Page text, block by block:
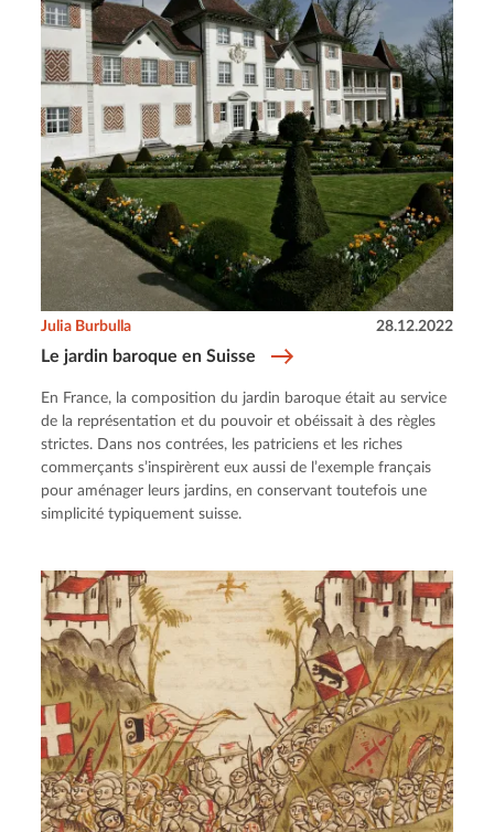
Le jardin baroque en Suisse
Julia Burbulla 28.12.2022
En France, la composition du jardin baroque était au service
de la représentation et du pouvoir et obéissait à des règles
strictes. Dans nos contrées, les patriciens et les riches
commerçants s’inspirèrent eux aussi de l’exemple français
pour aménager leurs jardins, en conservant toutefois une
simplicité typiquement suisse.